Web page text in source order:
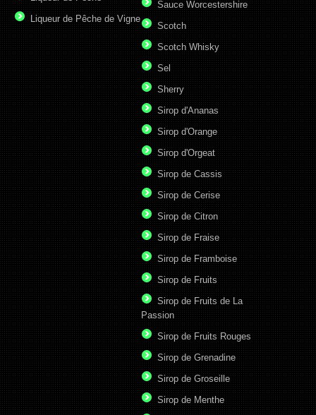
Liqueur de Pêche de Vigne
Sauce Worcestershire
Scotch
Scotch Whisky
Sel
Sherry
Sirop d'Ananas
Sirop d'Orange
Sirop d'Orgeat
Sirop de Cassis
Sirop de Cerise
Sirop de Citron
Sirop de Fraise
Sirop de Framboise
Sirop de Fruits
Sirop de Fruits de La
Passion
Sirop de Fruits Rouges
Sirop de Grenadine
Sirop de Groseille
Sirop de Menthe